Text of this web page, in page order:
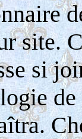
site.
si